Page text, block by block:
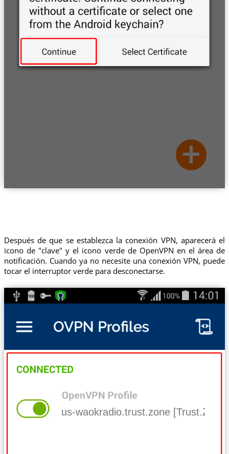
Después de que se establezca la conexión VPN, aparecerá el
icono de "clave" y el icono verde de OpenVPN en el área de
notificación. Cuando ya no necesite una conexión VPN, puede
tocar el interruptor verde para desconectarse.
us-waokradio.trust.zone